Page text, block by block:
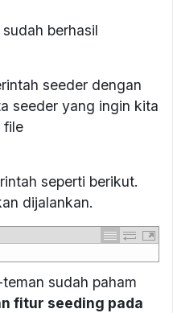
berhasil
seeder dengan
seeder yang ingin kita
file
seperti berikut.
dijalankan.
sudah paham
fitur seeding pada